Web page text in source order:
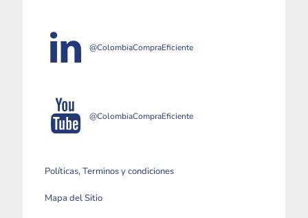
@ColombiaCompraEficiente
@ColombiaCompraEficiente
Políticas, Terminos y condiciones
Mapa del Sitio